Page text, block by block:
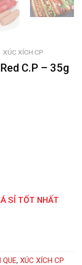
XÚC XÍCH CP
C.P – 35g
SỈ TỐT NHẤT
QUE, XÚC XÍCH CP